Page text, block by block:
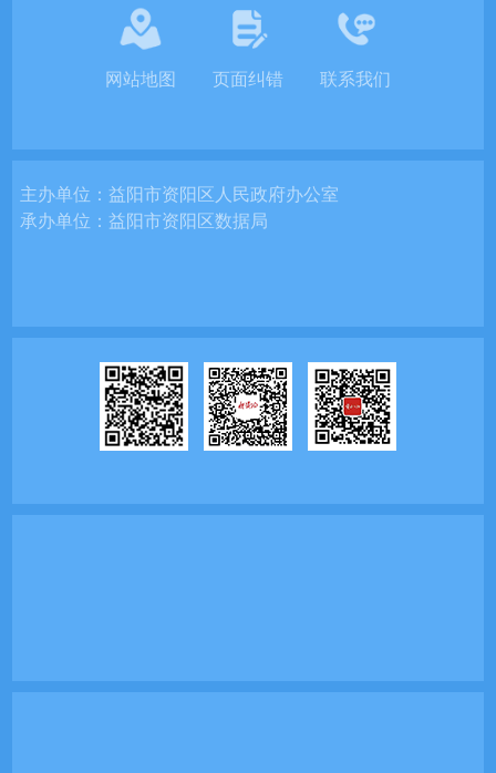
网站地图 页面纠错 联系我们
主办单位：益阳市资阳区人民政府办公室
承办单位：益阳市资阳区数据局